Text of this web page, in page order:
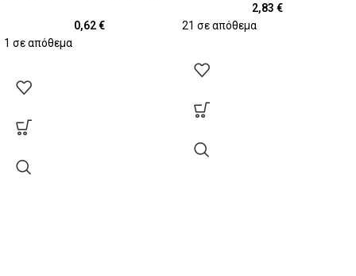
0,62€
1 σε απόθεμα
2,83 €
21 σε απόθεμα